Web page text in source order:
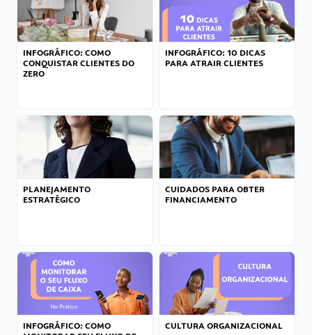
INFOGRÁFICO: COMO
CONQUISTAR CLIENTES DO
ZERO
INFOGRÁFICO: 10 DICAS
PARA ATRAIR CLIENTES
PLANEJAMENTO
ESTRATÉGICO
CUIDADOS PARA OBTER
FINANCIAMENTO
INFOGRÁFICO: COMO
CULTURA ORGANIZACIONAL